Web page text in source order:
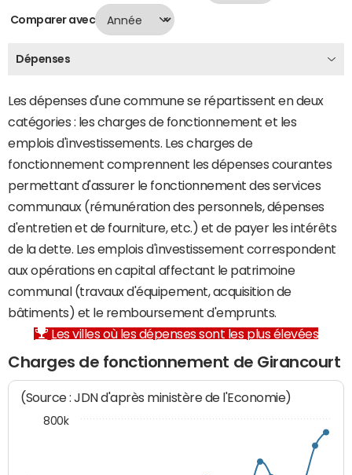
Comparer avec
Dépenses
Les dépenses d'une commune se répartissent en deux
catégories : les charges de fonctionnement et les
emplois d'investissements. Les charges de
fonctionnement comprennent les dépenses courantes
permettant d'assurer le fonctionnement des services
communaux (rémunération des personnels, dépenses
d'entretien et de fourniture, etc.) et de payer les intérêts
de la dette. Les emplois d'investissement correspondent
aux opérations en capital affectant le patrimoine
communal (travaux d'équipement, acquisition de
bâtiments) et le remboursement d'emprunts.
Les villes où les dépenses sont les plus élevées
Charges de fonctionnement de Girancourt
(Source : JDN d'après ministère de l'Economie)
800k